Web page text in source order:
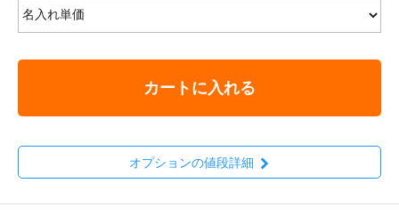
カートに入れる
オプションの値段詳細